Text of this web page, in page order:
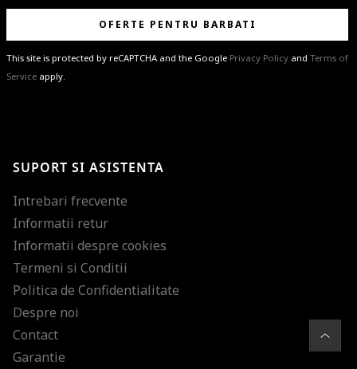
OFERTE PENTRU BARBATI
This site is protected by reCAPTCHA and the Google Privacy Policy and Terms of
Service apply.
ultimele tendinte in moda!
SUPORT SI ASISTENTA
Intrebari frecvente
Informatii retur
Informatii despre cookies
Termeni si Conditii
Politica de Confidentialitate
Despre noi
Contact
Garantie